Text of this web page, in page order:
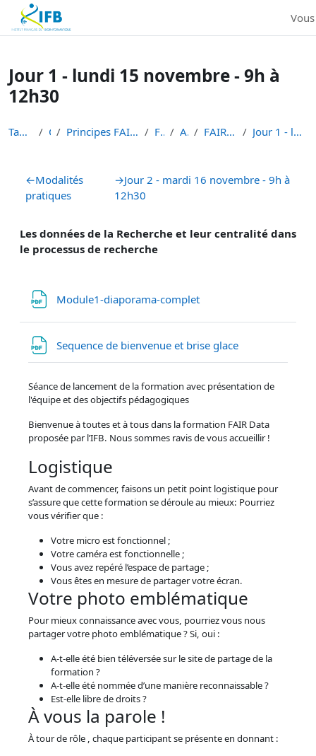
Institut Français de Bioinformatique - Les formations
Passer au contenu principal
Jour 1 - lundi 15 novembre - 9h à
12h30
Tableau de bord Cours Principes FAIR en bioinformatique et gestion des d... FAIR-DATA ALL-DATA FAIR data 2021 - session 2 Jour 1 - lundi 15 novembre - 9h à 12h30
Résumé de section
←Modalités
pratiques
→Jour 2 - mardi 16 novembre - 9h à
12h30
Les données de la Recherche et leur centralité dans
le processus de recherche
Module1-diaporama-complet
Sequence de bienvenue et brise glace
Séance de lancement de la formation avec présentation de
l'équipe et des objectifs pédagogiques
Bienvenue à toutes et à tous dans la formation FAIR Data
proposée par l’IFB. Nous sommes ravis de vous accueillir !
Logistique
Avant de commencer, faisons un petit point logistique pour
s’assure que cette formation se déroule au mieux: Pourriez
vous vérifier que :
Votre micro est fonctionnel ;
Votre caméra est fonctionnelle ;
Vous avez repéré l’espace de partage ;
Vous êtes en mesure de partager votre écran.
Votre photo emblématique
Pour mieux connaissance avec vous, pourriez vous nous
partager votre photo emblématique ? Si, oui :
A-t-elle été bien téléversée sur le site de partage de la
formation ?
A-t-elle été nommée d’une manière reconnaissable ?
Est-elle libre de droits ?
À vous la parole !
À tour de rôle , chaque participant se présente en donnant :